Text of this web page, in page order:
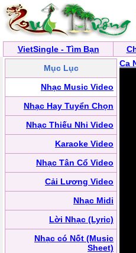
VietSingle - Tìm Bạn
Mục Lục
Nhạc Music Video
Nhạc Hay Tuyển Chọn
Nhạc Thiếu Nhi Video
Karaoke Video
Nhạc Tân Cổ Video
Cải Lương Video
Nhạc Midi
Lời Nhạc (Lyric)
Nhạc có Nốt (Music
Sheet)
Ca